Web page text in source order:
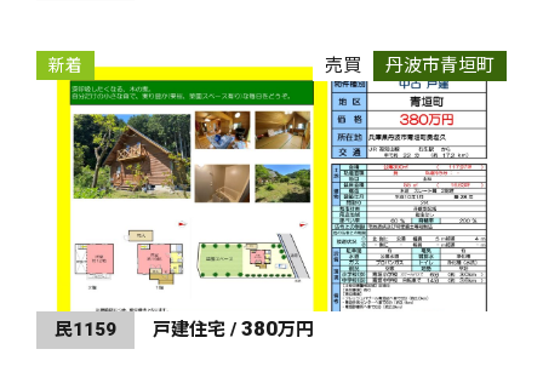
新着 売買 丹波市青垣町
民1159 戸建住宅 / 380万円